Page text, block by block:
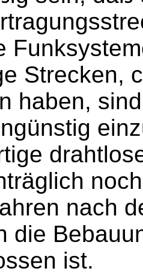
Strecken,
haben,
nach
die
ist.